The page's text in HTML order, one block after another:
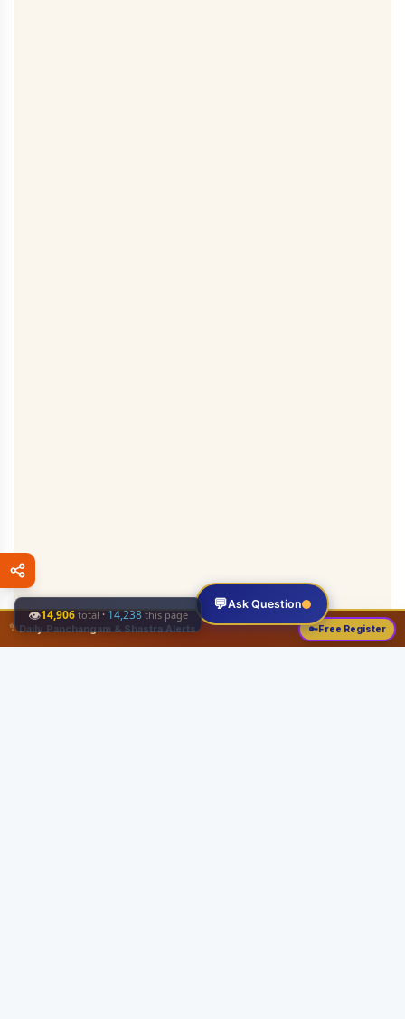
💬Ask Question
✨ Daily Panchangam & Shastra Alerts 🔑Free Register
👁14,906 total · 14,238 this page